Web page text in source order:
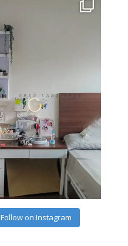
Follow on Instagram